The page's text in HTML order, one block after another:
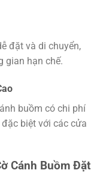
đặt và di chuyển,
gian hạn chế.
buồm có chi phí
biệt với các cửa
Cánh Buồm Đặt